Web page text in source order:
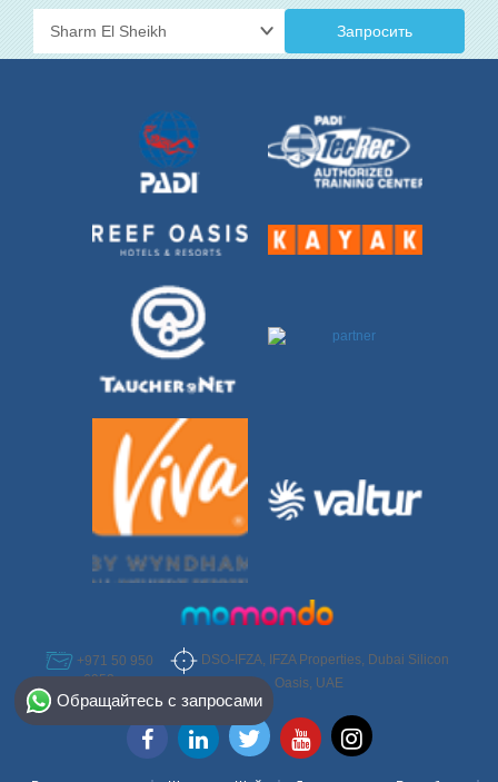
Запросить
+971 50 950
6952
DSO-IFZA, IFZA Properties, Dubai Silicon
Oasis, UAE
Обращайтесь с запросами
Select Destination
Egypt